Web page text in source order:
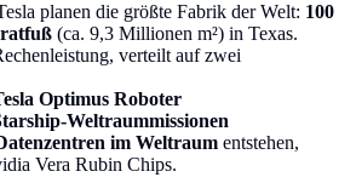
planen die größte Fabrik der Welt: 100
(ca. 9,3 Millionen m²) in Texas.
verteilt auf zwei
Optimus Roboter
Weltraummissionen
im Weltraum entstehen,
Vera Rubin Chips.